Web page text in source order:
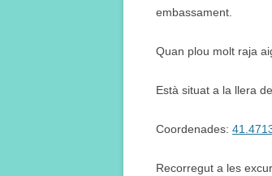
embassament.
Quan plou molt raja
Està situat a la llera
Coordenades:
Recorregut a les